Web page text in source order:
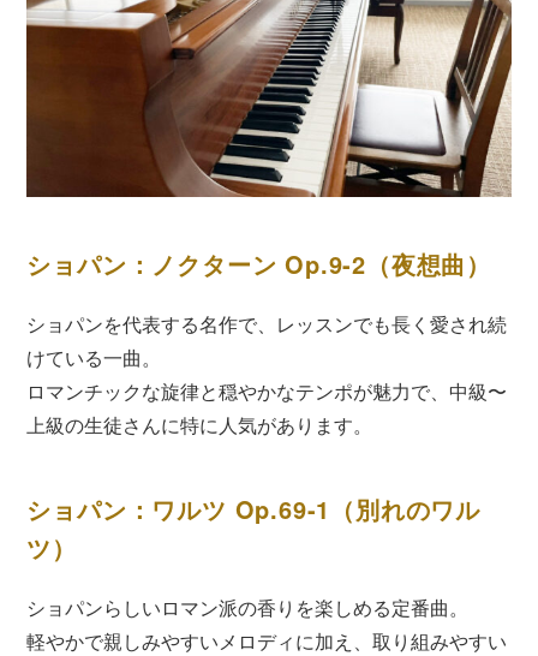
ショパン：ノクターン Op.9-2（夜想曲）
ショパンを代表する名作で、レッスンでも長く愛され続
けている一曲。
ロマンチックな旋律と穏やかなテンポが魅力で、中級〜
上級の生徒さんに特に人気があります。
ショパン：ワルツ Op.69-1（別れのワル
ツ）
ショパンらしいロマン派の香りを楽しめる定番曲。
軽やかで親しみやすいメロディに加え、取り組みやすい